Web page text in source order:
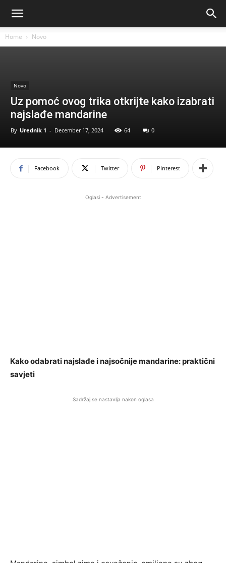
Home Novo
Novo
Uz pomoć ovog trika otkrijte kako izabrati
najslađe mandarine
By Urednik 1 - December 17, 2024 64 0
Facebook Twitter Pinterest
Oglasi - Advertisement
Kako odabrati najslađe i najsočnije mandarine: praktični
savjeti
Sadržaj se nastavlja nakon oglasa